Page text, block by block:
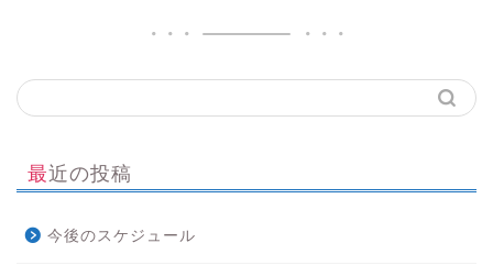
最近の投稿
今後のスケジュール